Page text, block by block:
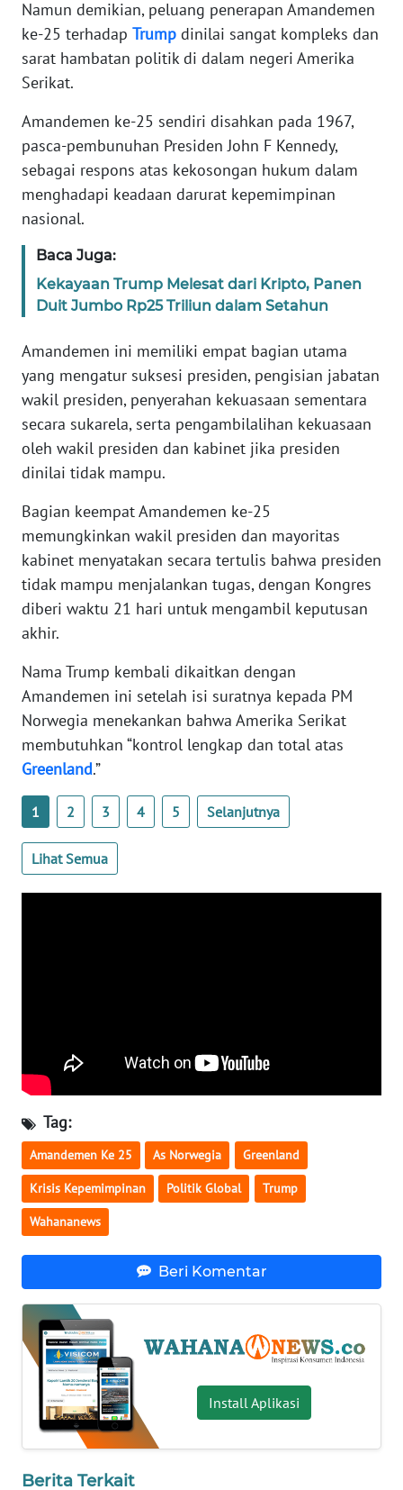
Namun demikian, peluang penerapan Amandemen
ke-25 terhadap Trump dinilai sangat kompleks dan
sarat hambatan politik di dalam negeri Amerika
Serikat.
Amandemen ke-25 sendiri disahkan pada 1967,
pasca-pembunuhan Presiden John F Kennedy,
sebagai respons atas kekosongan hukum dalam
menghadapi keadaan darurat kepemimpinan
nasional.
Baca Juga:
Kekayaan Trump Melesat dari Kripto, Panen
Duit Jumbo Rp25 Triliun dalam Setahun
Amandemen ini memiliki empat bagian utama
yang mengatur suksesi presiden, pengisian jabatan
wakil presiden, penyerahan kekuasaan sementara
secara sukarela, serta pengambilalihan kekuasaan
oleh wakil presiden dan kabinet jika presiden
dinilai tidak mampu.
Bagian keempat Amandemen ke-25
memungkinkan wakil presiden dan mayoritas
kabinet menyatakan secara tertulis bahwa presiden
tidak mampu menjalankan tugas, dengan Kongres
diberi waktu 21 hari untuk mengambil keputusan
akhir.
Nama Trump kembali dikaitkan dengan
Amandemen ini setelah isi suratnya kepada PM
Norwegia menekankan bahwa Amerika Serikat
membutuhkan “kontrol lengkap dan total atas
Greenland.”
1 2 3 4 5 Selanjutnya
Lihat Semua
Tag:
Amandemen Ke 25 As Norwegia Greenland
Krisis Kepemimpinan Politik Global Trump
Wahananews
Beri Komentar
Install Aplikasi
Berita Terkait
Wahana
News
WN
SUMUT
WN
JAKARTA
WN
JABAR
WN
BANTEN
WN
NTT
WN
KEPRI
PAPUA
WN
PAPUA
SERAMBI
WN
JAMBI
WN
SULTRA
SULBAR
WN
BABEL
WN
SUMBAR
WN
BENGKULU
WN
LAMPUNG
WN